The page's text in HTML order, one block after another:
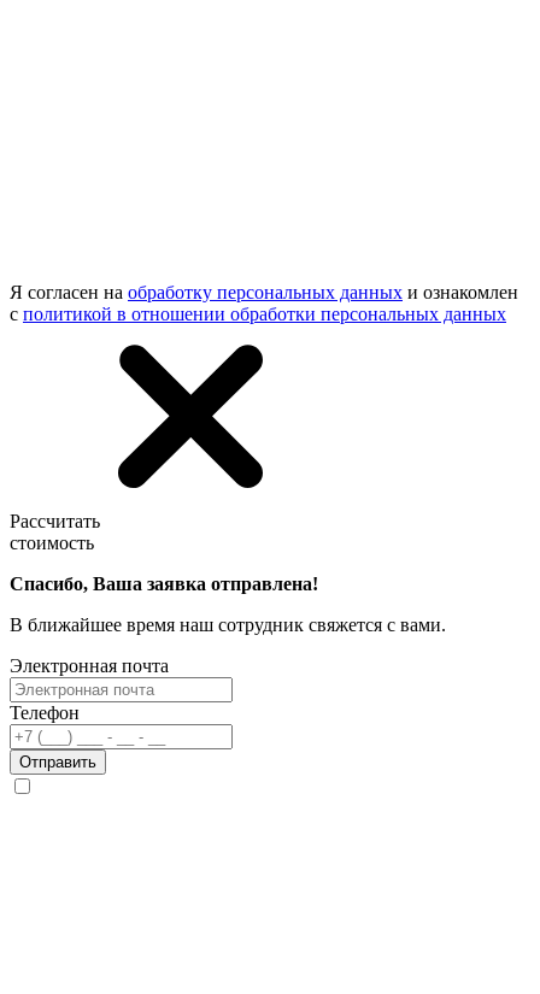
Я согласен на обработку персональных данных и ознакомлен
с политикой в отношении обработки персональных данных
Рассчитать
стоимость
Спасибо, Ваша заявка отправлена!
В ближайшее время наш сотрудник свяжется с вами.
Электронная почта
Телефон
Отправить